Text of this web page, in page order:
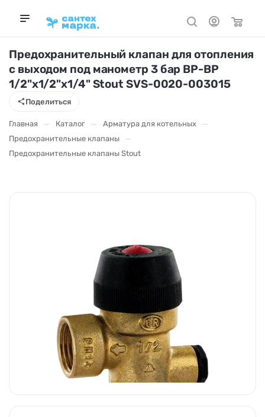
Поделиться
Предохранительный клапан для отопления
с выходом под манометр 3 бар ВР-ВР
1/2"х1/2"х1/4" Stout SVS-0020-003015
Главная — Каталог — Арматура для котельных —
Предохранительные клапаны —
Предохранительные клапаны Stout